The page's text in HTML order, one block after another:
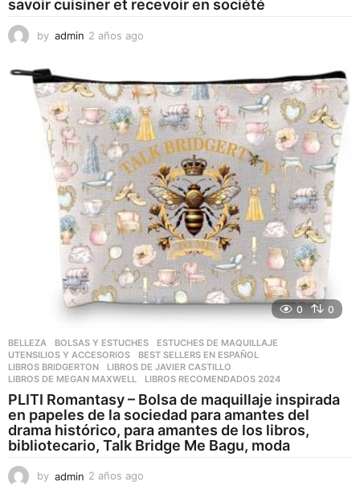
savoir cuisiner et recevoir en société
by admin 2 años ago
o
s
a
g
o
0 0
BELLEZA ,BOLSAS Y ESTUCHES ,ESTUCHES DE MAQUILLAJE
UTENSILIOS Y ACCESORIOS
BEST SELLERS EN ESPAÑOL
LIBROS BRIDGERTON
,LIBROS DE JAVIER CASTILLO
LIBROS DE MEGAN MAXWELL
,LIBROS RECOMENDADOS 2024
PLITI Romantasy – Bolsa de maquillaje inspirada
en papeles de la sociedad para amantes del
drama histórico, para amantes de los libros,
bibliotecario, Talk Bridge Me Bagu, moda
by admin 2 años ago